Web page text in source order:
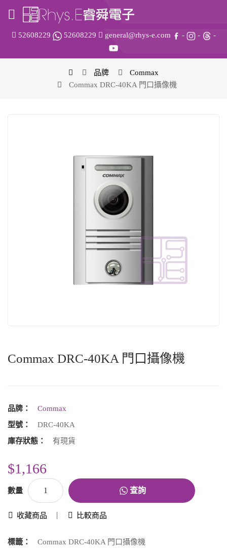
52608229 52608229 general@rhys-e.com - - -
品牌
Commax
Commax DRC-40KA 門口攝像機
Commax DRC-40KA 門口攝像機
品牌：
Commax
型號：
DRC-40KA
庫存狀態：
有現貨
$1,166
數量 查詢
收藏商品 比較商品
標籤： Commax DRC-40KA 門口攝像機